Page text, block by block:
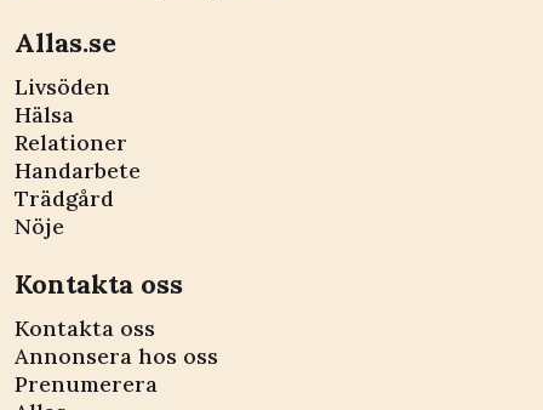
Allas.se
Livsöden
Hälsa
Relationer
Handarbete
Trädgård
Nöje
Kontakta oss
Kontakta oss
Annonsera hos oss
Prenumerera